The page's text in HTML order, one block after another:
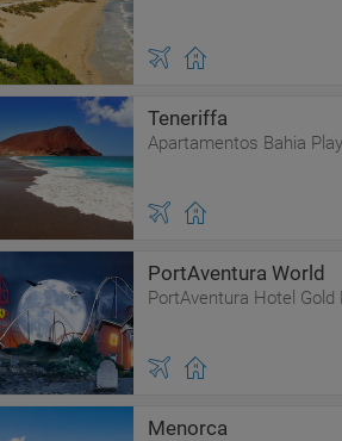
Teneriffa
Apartamentos Bahia
PortAventura World
PortAventura Hotel Gold
Menorca